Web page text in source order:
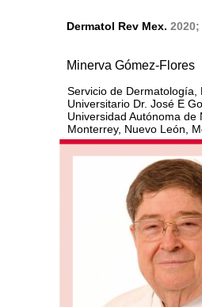
Dermatol Rev Mex. 2020;
Minerva Gómez-Flores
Servicio de Dermatología,
Universitario Dr. José E
Universidad Autónoma de
Monterrey, Nuevo León,